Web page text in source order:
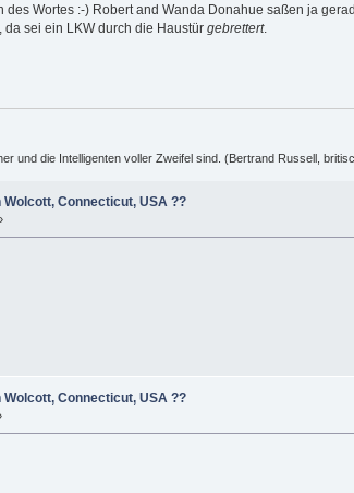
Wortes :-) Robert and Wanda Donahue saßen ja
sei ein LKW durch die Haustür gebrettert.
und die Intelligenten voller Zweifel sind. (Bertrand Russell,
Connecticut, USA ??
Connecticut, USA ??